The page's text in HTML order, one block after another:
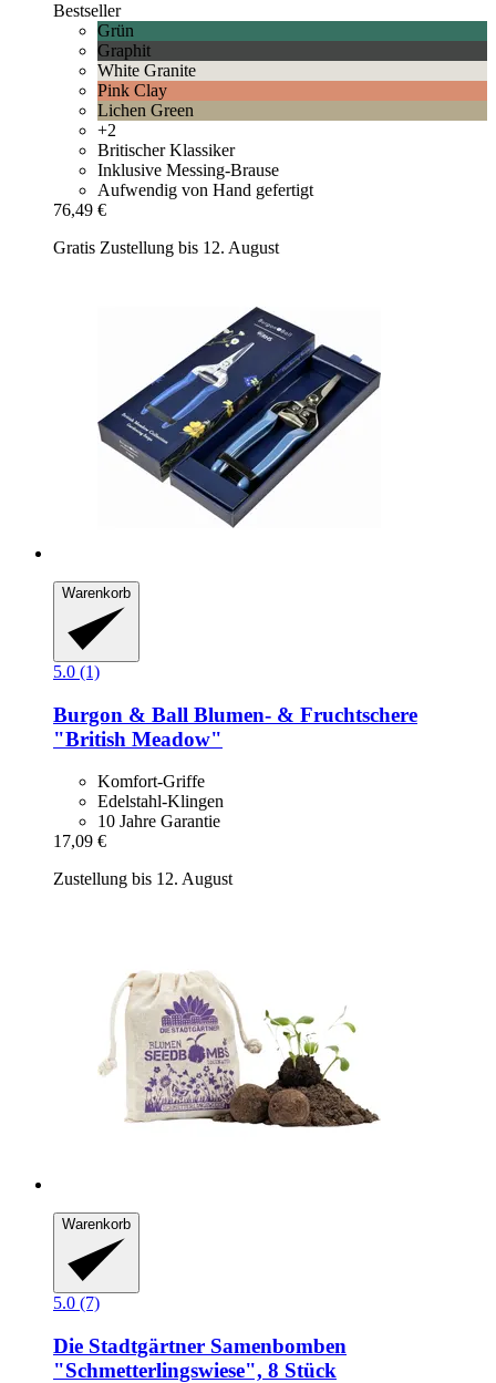
Bestseller
Grün
Graphit
White Granite
Pink Clay
Lichen Green
+2
Britischer Klassiker
Inklusive Messing-Brause
Aufwendig von Hand gefertigt
76,49 €
Gratis Zustellung bis 12. August
Warenkorb
5.0 (1)
Burgon & Ball Blumen-​ & Fruchtschere
"British Meadow"
Komfort-Griffe
Edelstahl-Klingen
10 Jahre Garantie
17,09 €
Zustellung bis 12. August
Warenkorb
5.0 (7)
Die Stadtgärtner Samenbomben
"Schmetterlingswiese", 8 Stück